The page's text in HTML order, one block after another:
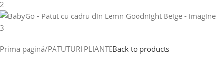
Prima pagină/PATUTURI PLIANTEBack to products